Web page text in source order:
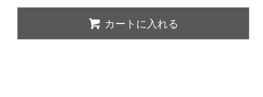
カートに入れる